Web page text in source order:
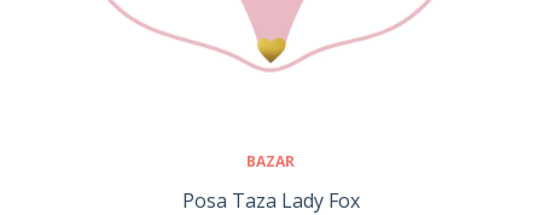
BAZAR
Posa Taza Lady Fox